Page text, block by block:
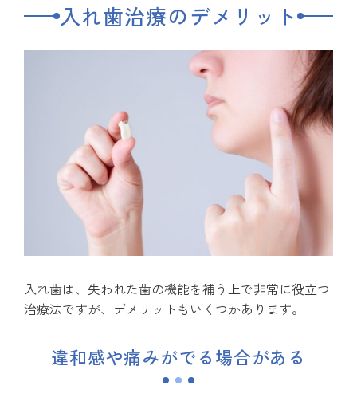
入れ歯治療のデメリット
入れ歯は、失われた歯の機能を補う上で非常に役立つ
治療法ですが、デメリットもいくつかあります。
違和感や痛みがでる場合がある